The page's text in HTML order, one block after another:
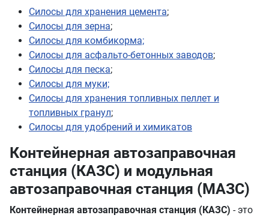
Силосы для хранения цемента;
Силосы для зерна;
Силосы для комбикорма;
Силосы для асфальто-бетонных заводов;
Силосы для песка;
Силосы для муки;
Силосы для хранения топливных пеллет и
топливных гранул;
Силосы для удобрений и химикатов
Контейнерная автозаправочная
станция (КАЗС) и модульная
автозаправочная станция (МАЗС)
Контейнерная автозаправочная станция (КАЗС) - это